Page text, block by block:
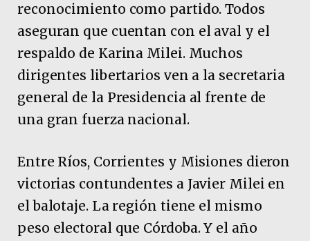
reconocimiento como partido. Todos
aseguran que cuentan con el aval y el
respaldo de Karina Milei. Muchos
dirigentes libertarios ven a la secretaria
general de la Presidencia al frente de
una gran fuerza nacional.
Entre Ríos, Corrientes y Misiones dieron
victorias contundentes a Javier Milei en
el balotaje. La región tiene el mismo
peso electoral que Córdoba. Y el año